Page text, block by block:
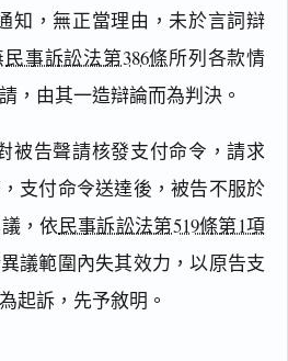
知，無正當理由，未於言詞辯
民事訴訟法第386條所列各款情
，由其一造辯論而為判決。
被告聲請核發支付命令，請求
支付命令送達後，被告不服於
，依民事訴訟法第519條第1項
議範圍內失其效力，以原告支
起訴，先予敘明。